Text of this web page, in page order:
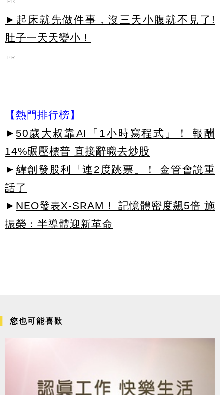
PR
►起床就先做件事，沒三天小腹就不見了!
肚子一天天變小！
PR
【熱門排行榜】
► 50歲大叔靠AI「1小時寫程式」！ 報酬
14%碾壓標普 直接辭職去炒股
► 緯創發股利「連2度跳票」！ 金管會說重
話了
► NEO發表X-SRAM！ 記憶體密度飆5倍 施
振榮：半導體迎新革命
您也可能喜歡